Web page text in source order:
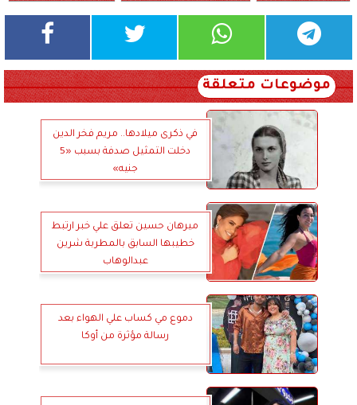
موضوعات متعلقة
في ذكرى ميلادها.. مريم فخر الدين
دخلت التمثيل صدفة بسبب «5
جنيه»
ميرهان حسين تعلق علي خبر ارتبط
خطيبها السابق بالمطربة شرين
عبدالوهاب
دموع مي كساب علي الهواء بعد
رسالة مؤثرة من أوكا